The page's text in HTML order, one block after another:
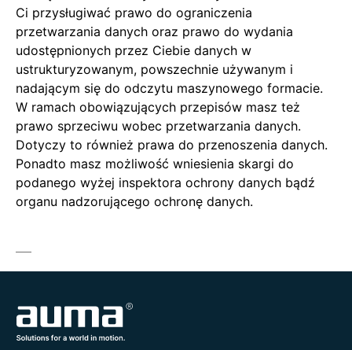
Ci przysługiwać prawo do ograniczenia
przetwarzania danych oraz prawo do wydania
udostępnionych przez Ciebie danych w
ustrukturyzowanym, powszechnie używanym i
nadającym się do odczytu maszynowego formacie.
W ramach obowiązujących przepisów masz też
prawo sprzeciwu wobec przetwarzania danych.
Dotyczy to również prawa do przenoszenia danych.
Ponadto masz możliwość wniesienia skargi do
podanego wyżej inspektora ochrony danych bądź
organu nadzorującego ochronę danych.